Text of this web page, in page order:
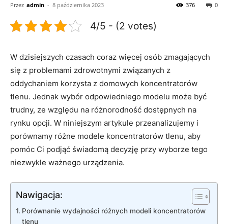
Przez admin - 8 października 2023 0
376
4/5 - (2 votes)
W dzisiejszych czasach coraz więcej osób zmagających
się z problemami zdrowotnymi związanych z
oddychaniem korzysta z domowych koncentratorów
tlenu. Jednak wybór odpowiedniego modelu może być
trudny, ze względu na różnorodność dostępnych na
rynku opcji. W niniejszym artykule przeanalizujemy i
porównamy różne modele koncentratorów tlenu, aby
pomóc Ci podjąć świadomą decyzję przy wyborze tego
niezwykle ważnego urządzenia.
Nawigacja:
Porównanie wydajności różnych modeli koncentratorów
tlenu